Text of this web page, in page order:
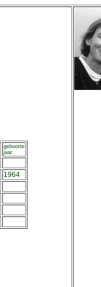
geboorte
jaar
1964